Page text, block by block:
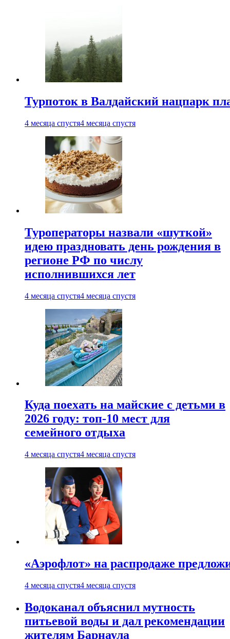
Турпоток в Валдайский нацпарк
4 месяца спустя4 месяца спустя
Туроператоры назвали «шуткой»
идею праздновать день рождения в
регионе РФ по числу
исполнившихся лет
4 месяца спустя4 месяца спустя
Куда поехать на майские с детьми в
2026 году: топ-10 мест для
семейного отдыха
4 месяца спустя4 месяца спустя
«Аэрофлот» на распродаже
4 месяца спустя4 месяца спустя
Водоканал объяснил мутность
питьевой воды и дал рекомендации
жителям Барнаула